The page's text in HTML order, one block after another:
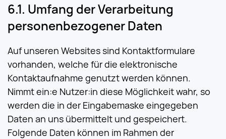
Umfang der Verarbeitung
personenbezogener Daten
Auf unseren Websites sind Kontaktformulare
vorhanden, welche für die elektronische
Kontaktaufnahme genutzt werden können.
Nimmt ein:e Nutzer:in diese Möglichkeit wahr, so
werden die in der Eingabemaske eingegeben
Daten an uns übermittelt und gespeichert.
Folgende Daten können im Rahmen der